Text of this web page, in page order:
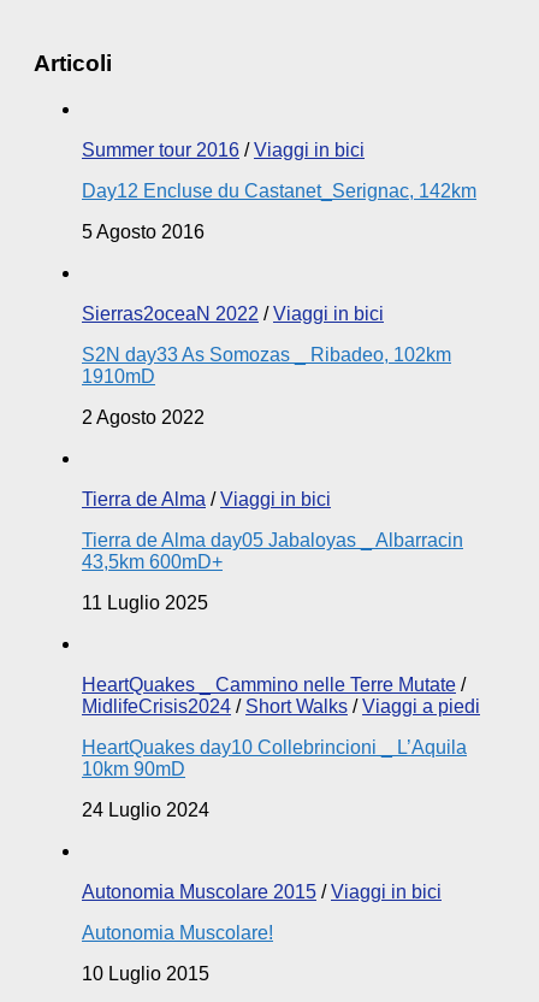
Articoli
Summer tour 2016 /Viaggi in bici
Day12 Encluse du Castanet_Serignac, 142km
5 Agosto 2016
Sierras2oceaN 2022 /Viaggi in bici
S2N day33 As Somozas _ Ribadeo, 102km
1910mD
2 Agosto 2022
Tierra de Alma /Viaggi in bici
Tierra de Alma day05 Jabaloyas _ Albarracin
43,5km 600mD+
11 Luglio 2025
HeartQuakes _ Cammino nelle Terre Mutate /
MidlifeCrisis2024 / Short Walks /Viaggi a piedi
HeartQuakes day10 Collebrincioni _ L’Aquila
10km 90mD
24 Luglio 2024
Autonomia Muscolare 2015 /Viaggi in bici
Autonomia Muscolare!
10 Luglio 2015